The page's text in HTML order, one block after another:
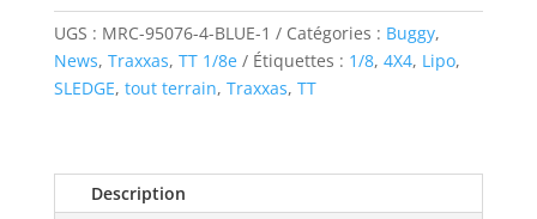
Buggy
SLEDGE
4X4
BRUSHLESS
Traxxas
UGS : MRC-95076-4-BLUE-1 Catégories : Buggy,
News, Traxxas, TT 1/8e Étiquettes : 1/8, 4X4, Lipo,
SLEDGE, tout terrain, Traxxas, TT
Description